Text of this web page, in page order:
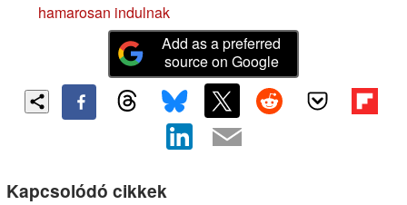
hamarosan indulnak
Add as a preferred
source on Google
Kapcsolódó cikkek